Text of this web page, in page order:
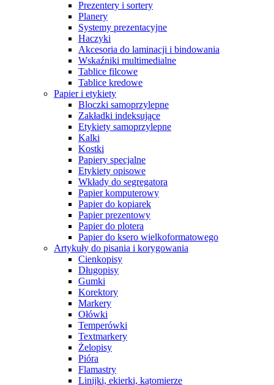
Prezentery i sortery
Planery
Systemy prezentacyjne
Haczyki
Akcesoria do laminacji i bindowania
Wskaźniki multimedialne
Tablice filcowe
Tablice kredowe
Papier i etykiety
Bloczki samoprzylepne
Zakładki indeksujące
Etykiety samoprzylepne
Kalki
Kostki
Papiery specjalne
Etykiety opisowe
Wkłady do segregatora
Papier komputerowy
Papier do kopiarek
Papier prezentowy
Papier do plotera
Papier do ksero wielkoformatowego
Artykuły do pisania i korygowania
Cienkopisy
Długopisy
Gumki
Korektory
Markery
Ołówki
Temperówki
Textmarkery
Żelopisy
Pióra
Flamastry
Linijki, ekierki, kątomierze